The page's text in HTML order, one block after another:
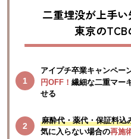
二重埋没が上手
東京の
アイプチ卒業キャンペー
円OFF！ 繊細な二重マー
せる
麻酔代・薬代・保証料込
気に入らない場合の再施